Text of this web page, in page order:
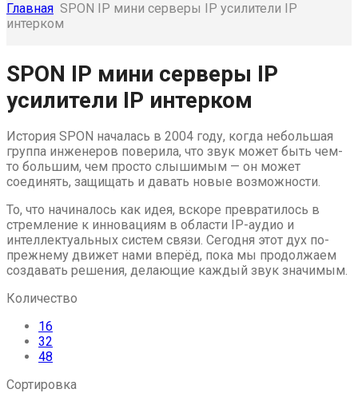
Главная SPON IP мини серверы IP усилители IP
интерком
Skip
to
content
SPON IP мини серверы IP
усилители IP интерком
История SPON началась в 2004 году, когда небольшая
группа инженеров поверила, что звук может быть чем-
то большим, чем просто слышимым — он может
соединять, защищать и давать новые возможности.
То, что начиналось как идея, вскоре превратилось в
стремление к инновациям в области IP-аудио и
интеллектуальных систем связи. Сегодня этот дух по-
прежнему движет нами вперёд, пока мы продолжаем
создавать решения, делающие каждый звук значимым.
Количество
16
32
48
Сортировка